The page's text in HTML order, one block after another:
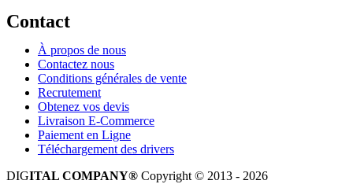
Contact
À propos de nous
Contactez nous
Conditions générales de vente
Recrutement
Obtenez vos devis
Livraison E-Commerce
Paiement en Ligne
Téléchargement des drivers
DIGITAL COMPANY® Copyright © 2013 - 2026